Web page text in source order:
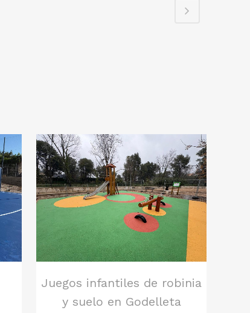
ver
Juegos infantiles de robinia
y suelo en Godelleta